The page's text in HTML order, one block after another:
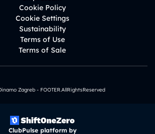
Cookie Policy
Cookie Settings
Sustainability
Terms of Use
Terms of Sale
Zagreb - FOOTER.AllRightsReserved
ClubPulse platform by